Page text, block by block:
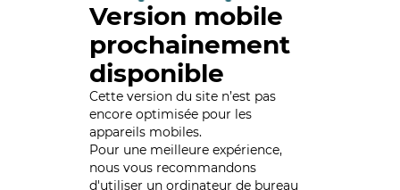
Version mobile
prochainement
disponible
Cette version du site n’est pas
encore optimisée pour les
appareils mobiles.
Pour une meilleure expérience,
nous vous recommandons
d'utiliser un ordinateur de bureau